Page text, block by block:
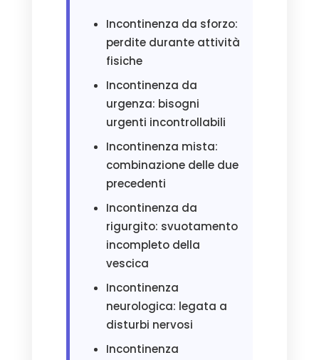
Incontinenza da sforzo:
perdite durante attività
fisiche
Incontinenza da
urgenza: bisogni
urgenti incontrollabili
Incontinenza mista:
combinazione delle due
precedenti
Incontinenza da
rigurgito: svuotamento
incompleto della
vescica
Incontinenza
neurologica: legata a
disturbi nervosi
Incontinenza